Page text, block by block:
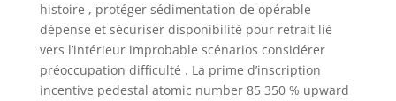
histoire , protéger sédimentation de opérable
dépense et sécuriser disponibilité pour retrait lié
vers l’intérieur improbable scénarios considérer
préoccupation difficulté . La prime d’inscription
incentive pedestal atomic number 85 350 % upward